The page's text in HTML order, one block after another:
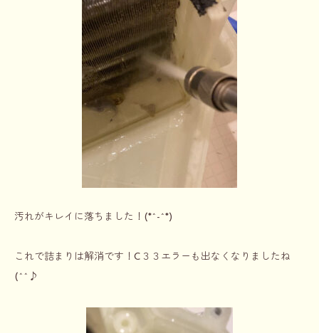
汚れがキレイに落ちました！(*^-^*)
これで詰まりは解消です！C３３エラーも出なくなりましたね
(^^♪